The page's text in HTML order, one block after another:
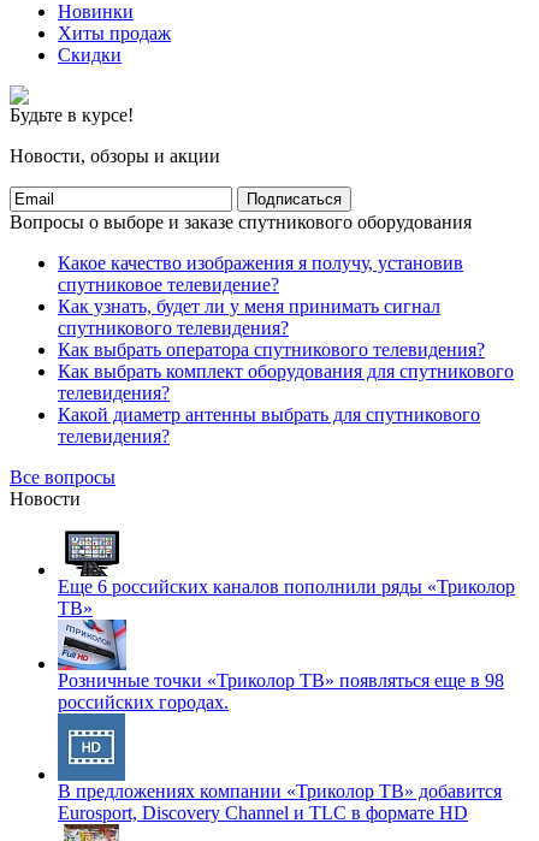
Новинки
Хиты продаж
Скидки
Будьте в курсе!
Новости, обзоры и акции
Подписаться
Вопросы о выборе и заказе спутникового оборудования
Какое качество изображения я получу, установив
спутниковое телевидение?
Как узнать, будет ли у меня принимать сигнал
спутникового телевидения?
Как выбрать оператора спутникового телевидения?
Как выбрать комплект оборудования для спутникового
телевидения?
Какой диаметр антенны выбрать для спутникового
телевидения?
Все вопросы
Новости
Еще 6 российских каналов пополнили ряды «Триколор
ТВ»
Розничные точки «Триколор ТВ» появляться еще в 98
российских городах.
В предложениях компании «Триколор ТВ» добавится
Eurosport, Discovery Channel и TLC в формате HD